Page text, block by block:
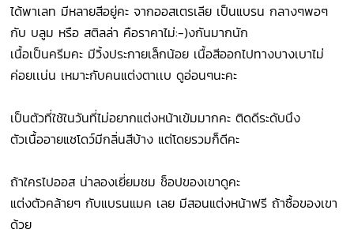
ได้พาเลท มีหลายสีอยู่คะ จากออสเตรเลีย เป็นแบรน กลางๆพอๆ
กับ บลูม หรือ สติลล่า คือราคาไม่:-)งกันมากนัก
เนื้อเป็นครีมคะ มีวิ้งประกายเล็กน้อย เนื้อสีออกไปทางบางเบาไม่
ค่อยเเน่น เหมาะกับคนแต่งตาเเบ ดูอ่อนๆนะคะ
เป็นตัวที่ใช้ในวันที่ไม่อยากแต่งหน้าเข้มมากคะ ติดดีระดับนึง
ตัวเนื้ออายแชโดว์มีกลิ่นสีบ้าง แต่โดยรวมก็ดีคะ
ถ้าใครไปออส น่าลองเยี่ยมชม ช็อปของเขาดูคะ
แต่งตัวคล้ายๆ กับแบรนแมค เลย มีสอนแต่งหน้าฟรี ถ้าซื้อของเขา
ด้วย